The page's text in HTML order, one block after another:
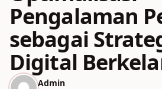
Pengalaman
sebagai
Digital
Admin